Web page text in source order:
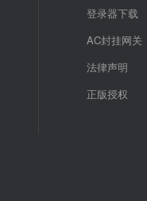
登录器下载
AC封挂网关
法律声明
正版授权